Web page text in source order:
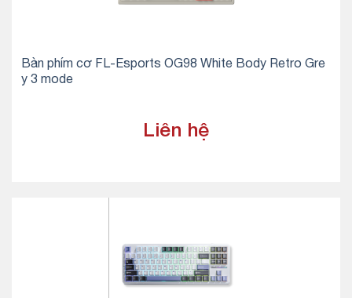
Bàn phím cơ FL-Esports OG98 White Body Retro Gre
y 3 mode
Liên hệ